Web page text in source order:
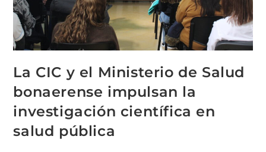
La CIC y el Ministerio de Salud
bonaerense impulsan la
investigación científica en
salud pública